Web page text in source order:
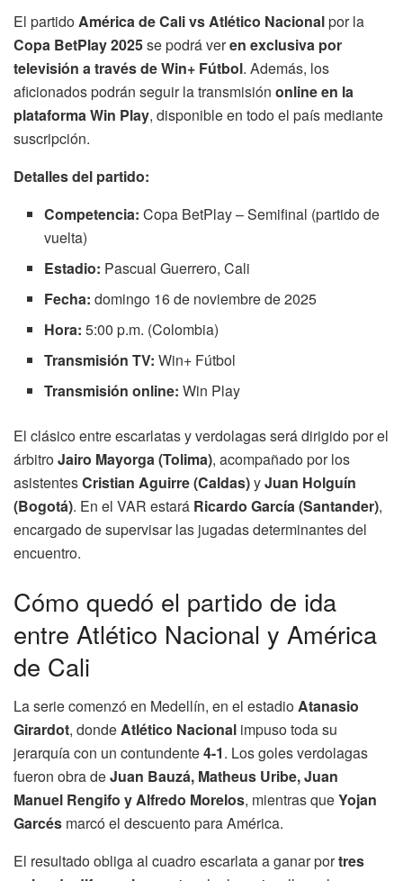
El partidoAmérica de Cali vs Atlético Nacionalpor la
Copa BetPlay 2025se podrá veren exclusiva por
televisión a través de Win+ Fútbol. Además, los
aficionados podrán seguir la transmisión online en la
plataforma Win Play, disponible en todo el país mediante
suscripción.
Detalles del partido:
Competencia: Copa BetPlay – Semifinal (partido de
vuelta)
Estadio: Pascual Guerrero, Cali
Fecha: domingo 16 de noviembre de 2025
Hora: 5:00 p.m. (Colombia)
Transmisión TV: Win+ Fútbol
Transmisión online: Win Play
El clásico entre escarlatas y verdolagas será dirigido por el
árbitroJairo Mayorga (Tolima), acompañado por los
asistentesCristian Aguirre (Caldas)yJuan Holguín
(Bogotá). En el VAR estará Ricardo García (Santander),
encargado de supervisar las jugadas determinantes del
encuentro.
Cómo quedó el partido de ida
entre Atlético Nacional y América
de Cali
La serie comenzó en Medellín, en el estadioAtanasio
Girardot, dondeAtlético Nacional impuso toda su
jerarquía con un contundente4-1. Los goles verdolagas
fueron obra deJuan Bauzá, Matheus Uribe, Juan
Manuel Rengifo y Alfredo Morelos, mientras queYojan
Garcés marcó el descuento para América.
El resultado obliga al cuadro escarlata a ganar portres